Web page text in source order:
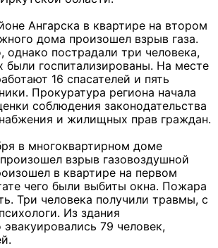
Ангарска в квартире на втором
дома произошел взрыв газа.
пострадали три человека,
были госпитализированы. На месте
16 спасателей и пять
Прокуратура региона начала
соблюдения законодательства
и жилищных прав граждан.
в многоквартирном доме
взрыв газовоздушной
в квартире на первом
чего были выбиты окна. Пожара
Три человека получили травмы, с
Из здания
79 человек,